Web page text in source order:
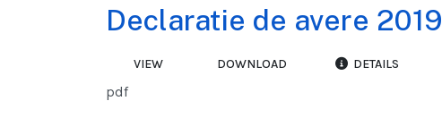
Declaratie de avere 2019
VIEW DOWNLOAD DETAILS
pdf